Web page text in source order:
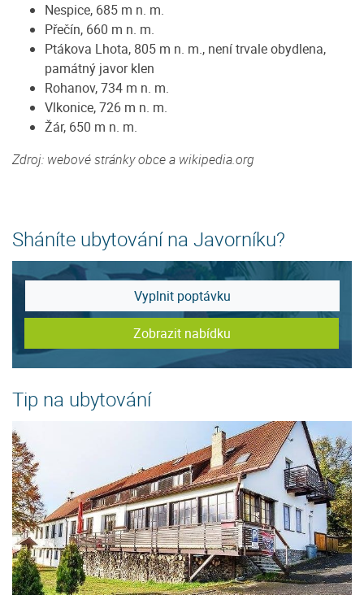
Nespice, 685 m n. m.
Přečín, 660 m n. m.
Ptákova Lhota, 805 m n. m., není trvale obydlena,
památný javor klen
Rohanov, 734 m n. m.
Vlkonice, 726 m n. m.
Žár, 650 m n. m.
Zdroj: webové stránky obce a wikipedia.org
Sháníte ubytování na Javorníku?
Vyplnit poptávku
Zobrazit nabídku
Tip na ubytování